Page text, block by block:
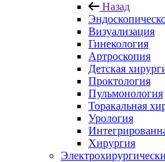
Назад
Визуализация
Гинекология
Артроскопия
Детская
Проктология
Пульмонология
Торакальная
Урология
Хирургия